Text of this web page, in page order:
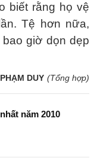
biết rằng họ vệ
Tệ hơn nữa,
giờ dọn dẹp
PHẠM DUY (Tổng hợp)
năm 2010